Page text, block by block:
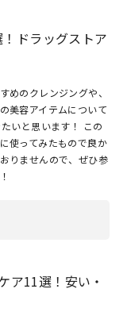
ドラッグストア
めのクレンジングや、
美容アイテムについて
いと思います！ この
使ってみたもので良か
りませんので、ぜひ参
ア11選！安い・